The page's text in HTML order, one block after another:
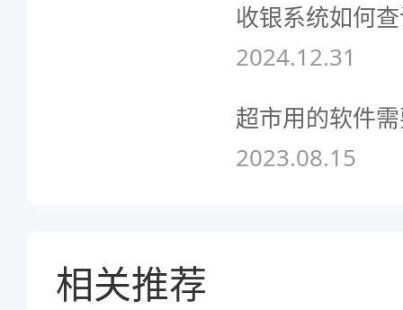
收银系统如何
2024.12.31
超市用的软件
2023.08.15
相关推荐